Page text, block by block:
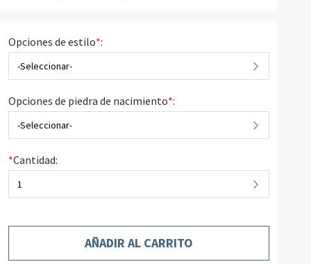
Opciones de estilo*:
-Seleccionar-
Opciones de piedra de nacimiento*:
-Seleccionar-
*Cantidad:
1
AÑADIR AL CARRITO